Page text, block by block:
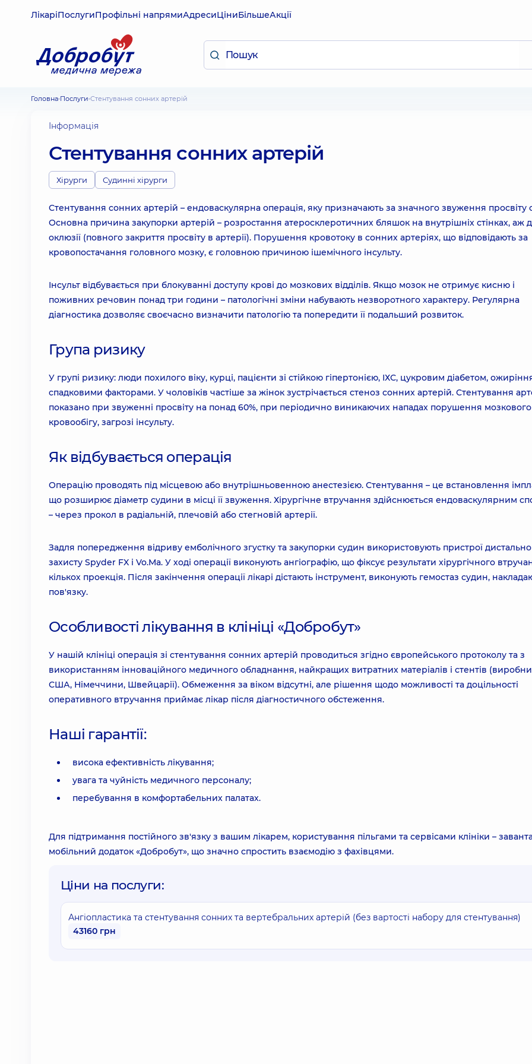
ЛікаріПослугиПрофільні напрямиАдресиЦіниБільшеАкції
Головна Послуги Стентування сонних артерій
Інформація
Стентування сонних артерій
Хірурги Судинні хірурги
Стентування сонних артерій – ендоваскулярна операція, яку призначають за значного звуження просвіту
Основна причина закупорки артерій – розростання атеросклеротичних бляшок на внутрішніх стінках, аж
оклюзії (повного закриття просвіту в артерії). Порушення кровотоку в сонних артеріях, що відповідають за
кровопостачання головного мозку, є головною причиною ішемічного інсульту.
Інсульт відбувається при блокуванні доступу крові до мозкових відділів. Якщо мозок не отримує кисню і
поживних речовин понад три години – патологічні зміни набувають незворотного характеру. Регулярна
діагностика дозволяє своєчасно визначити патологію та попередити її подальший розвиток.
Група ризику
У групі ризику: люди похилого віку, курці, пацієнти зі стійкою гіпертонією, ІХС, цукровим діабетом,
спадковими факторами. У чоловіків частіше за жінок зустрічається стеноз сонних артерій. Стентування
показано при звуженні просвіту на понад 60%, при періодично виникаючих нападах порушення мозкового
кровообігу, загрозі інсульту.
Як відбувається операція
Операцію проводять під місцевою або внутрішньовенною анестезією. Стентування – це встановлення
що розширює діаметр судини в місці її звуження. Хірургічне втручання здійснюється ендоваскулярним
– через прокол в радіальній, плечовій або стегновій артерії.
Задля попередження відриву емболічного згустку та закупорки судин використовують пристрої
захисту Spyder FX і Vo.Мa. У ході операції виконують ангіографію, що фіксує результати хірургічного
кількох проекція. Після закінчення операції лікарі дістають інструмент, виконують гемостаз судин,
пов'язку.
Особливості лікування в клініці «Добробут»
У нашій клініці операція зі стентування сонних артерій проводиться згідно європейського протоколу та з
використанням інноваційного медичного обладнання, найкращих витратних матеріалів і стентів
США, Німеччини, Швейцарії). Обмеження за віком відсутні, але рішення щодо можливості та доцільності
оперативного втручання приймає лікар після діагностичного обстеження.
Наші гарантії:
висока ефективність лікування;
увага та чуйність медичного персоналу;
перебування в комфортабельних палатах.
Для підтримання постійного зв'язку з вашим лікарем, користування пільгами та сервісами клініки –
мобільний додаток «Добробут», що значно спростить взаємодію з фахівцями.
Ціни на послуги:
Ангіопластика та стентування сонних та вертебральних артерій (без вартості набору для стентування)
43160 грн